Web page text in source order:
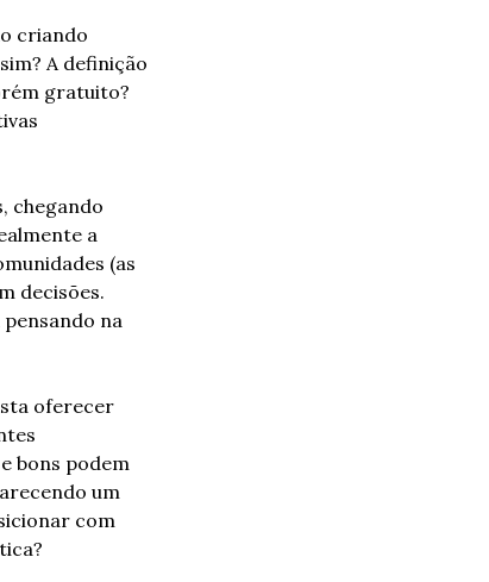
criando
A definição
gratuito?
chegando
a
(as
decisões.
na
oferecer
bons podem
um
com